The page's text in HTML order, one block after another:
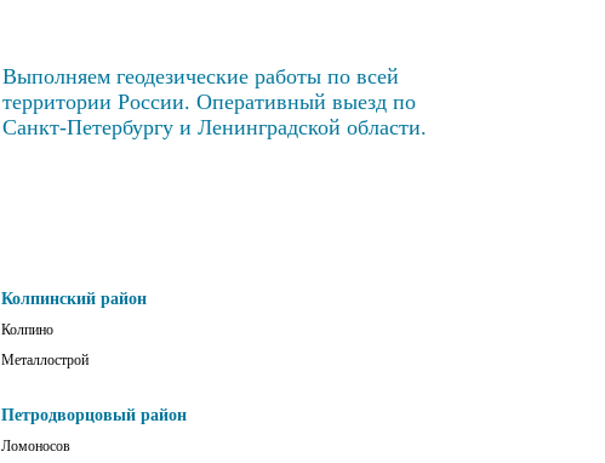
Выполняем геодезические работы по всей
территории России. Оперативный выезд по
Санкт-Петербургу и Ленинградской области.
Колпинский район
Колпино
Металлострой
Петродворцовый район
Ломоносов